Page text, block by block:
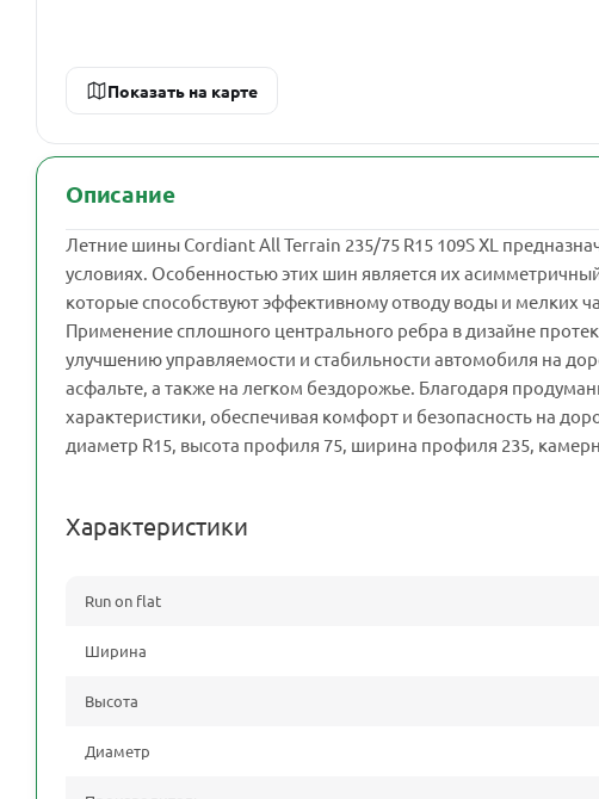
Показать на карте
Описание
Летние шины Cordiant All Terrain 235/75 R15 109S XL
условиях. Особенностью этих шин является их
которые способствуют эффективному отводу воды и мелких
Применение сплошного центрального ребра в дизайне
улучшению управляемости и стабильности автомобиля на
асфальте, а также на легком бездорожье. Благодаря
характеристики, обеспечивая комфорт и безопасность на
диаметр R15, высота профиля 75, ширина профиля 235,
Характеристики
Run on flat
Ширина
Высота
Диаметр